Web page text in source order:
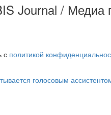
Journal / Медиа
с политикой
голосовым